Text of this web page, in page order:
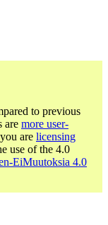
to previous
are more user-
are licensing
use of the 4.0
EiMuutoksia 4.0